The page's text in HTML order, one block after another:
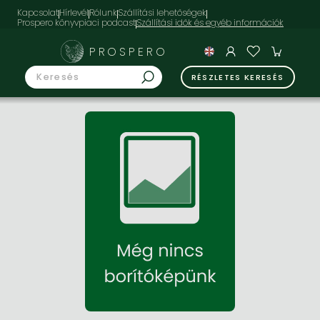
KapcsolatHírlevélRólunkSzállítási lehetőségek
Prospero könyvpiaci podcast
PROSPERO
RÉSZLETES KERESÉS